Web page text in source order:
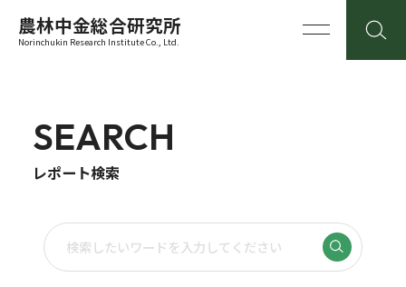
農林中金総合研究所
Norinchukin Research Institute Co., Ltd.
SEARCH
レポート検索